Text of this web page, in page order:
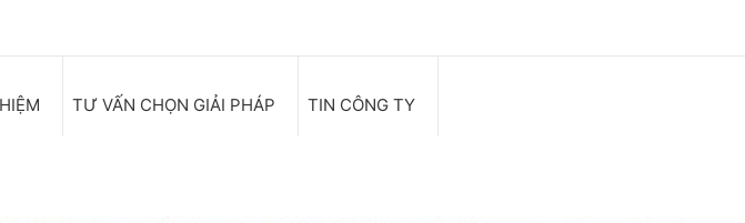
TƯ VẤN CHỌN GIẢI PHÁP TIN CÔNG TY